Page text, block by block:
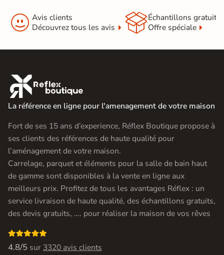
 Avis clients
Découvrez tous les avis
Échantillons gratuit
Offre spéciale

La référence en ligne pour l'amenagement de votre maison
Fort de ses 15 ans d’experience, Réflex Boutique propose à
ses clients des références de haute qualité pour
l’aménagement de votre maison.
Carrelage, parquet et éléments pour la salle de bain haut
de gamme sont disponibles à la vente en ligne aux
meilleurs prix. Profitez de tous les avantages Réflex : un
service livraison de haute qualité, des échantillons gratuits,
des devis gratuits, …. pour réaliser la maison de vos rêves

4.8/5 sur 3320 avis clients